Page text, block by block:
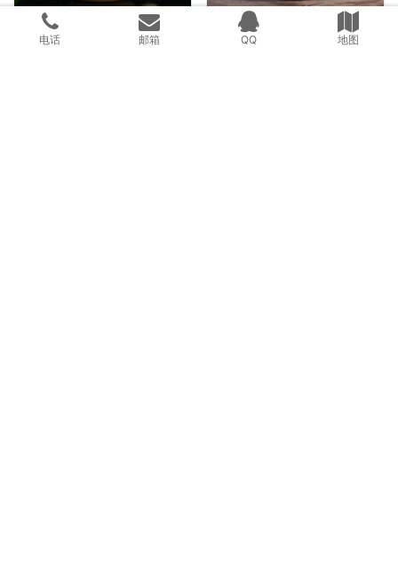
追古润今‖ 周云骢——宫灯水平壶
电话 邮箱 QQ 地图